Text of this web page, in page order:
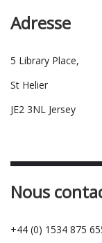
Adresse
5 Library Place,
St Helier
JE2 3NL Jersey
Nous
+44 (0) 1534 875